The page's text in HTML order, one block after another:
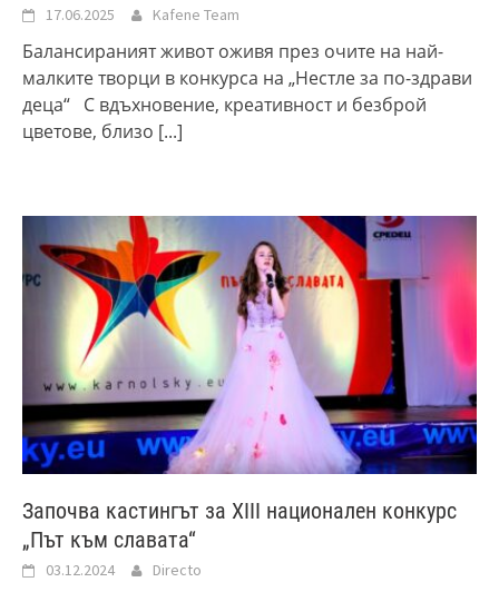
17.06.2025 Kafene Team
Балансираният живот оживя през очите на най-
малките творци в конкурса на „Нестле за по-здрави
деца“ С вдъхновение, креативност и безброй
цветове, близо [...]
Започва кастингът за XIII национален конкурс
„Път към славата“
03.12.2024 Directo